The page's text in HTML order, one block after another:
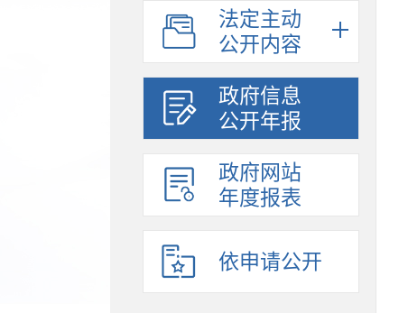
法定主动
公开内容
政府信息
公开年报
政府网站
年度报表
依申请公开